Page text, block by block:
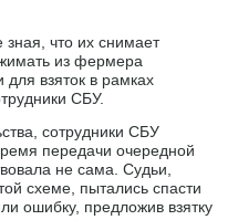
что их снимает
из фермера
взяток в рамках
СБУ.
сотрудники СБУ
передачи очередной
не сама. Судьи,
схеме, пытались спасти
ошибку, предложив взятку